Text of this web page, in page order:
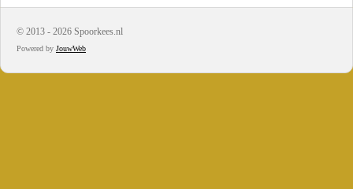
© 2013 - 2026 Spoorkees.nl
Powered by JouwWeb